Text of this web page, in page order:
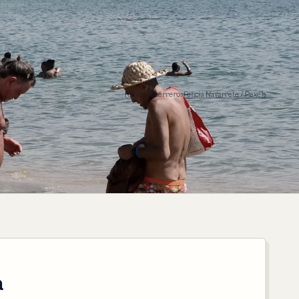
Foto de Guerrero:Felicia Navarrete / Pexels